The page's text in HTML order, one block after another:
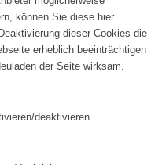
können Sie diese hier
dieser Cookies die
erheblich beeinträchtigen
der Seite wirksam.
deaktivieren.